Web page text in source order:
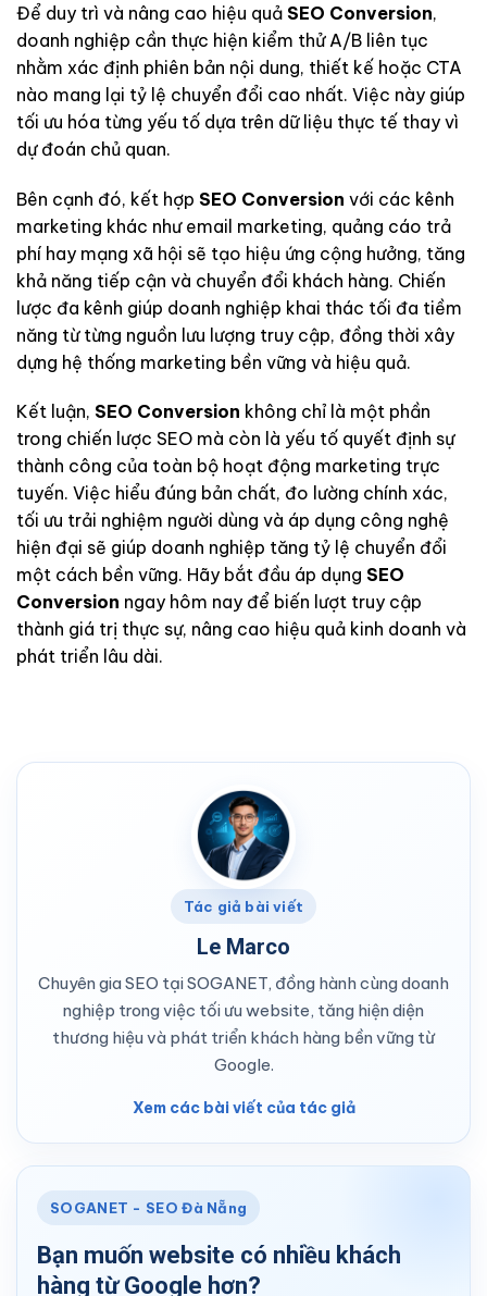
Để duy trì và nâng cao hiệu quả SEO Conversion,
doanh nghiệp cần thực hiện kiểm thử A/B liên tục
nhằm xác định phiên bản nội dung, thiết kế hoặc CTA
nào mang lại tỷ lệ chuyển đổi cao nhất. Việc này giúp
tối ưu hóa từng yếu tố dựa trên dữ liệu thực tế thay vì
dự đoán chủ quan.
Bên cạnh đó, kết hợp SEO Conversion với các kênh
marketing khác như email marketing, quảng cáo trả
phí hay mạng xã hội sẽ tạo hiệu ứng cộng hưởng, tăng
khả năng tiếp cận và chuyển đổi khách hàng. Chiến
lược đa kênh giúp doanh nghiệp khai thác tối đa tiềm
năng từ từng nguồn lưu lượng truy cập, đồng thời xây
dựng hệ thống marketing bền vững và hiệu quả.
Kết luận, SEO Conversion không chỉ là một phần
trong chiến lược SEO mà còn là yếu tố quyết định sự
thành công của toàn bộ hoạt động marketing trực
tuyến. Việc hiểu đúng bản chất, đo lường chính xác,
tối ưu trải nghiệm người dùng và áp dụng công nghệ
hiện đại sẽ giúp doanh nghiệp tăng tỷ lệ chuyển đổi
một cách bền vững. Hãy bắt đầu áp dụng SEO
Conversion ngay hôm nay để biến lượt truy cập
thành giá trị thực sự, nâng cao hiệu quả kinh doanh và
phát triển lâu dài.
Tác giả bài viết
Le Marco
Chuyên gia SEO tại SOGANET, đồng hành cùng doanh
nghiệp trong việc tối ưu website, tăng hiện diện
thương hiệu và phát triển khách hàng bền vững từ
Google.
Xem các bài viết của tác giả
SOGANET - SEO Đà Nẵng
Bạn muốn website có nhiều khách
hàng từ Google hơn?